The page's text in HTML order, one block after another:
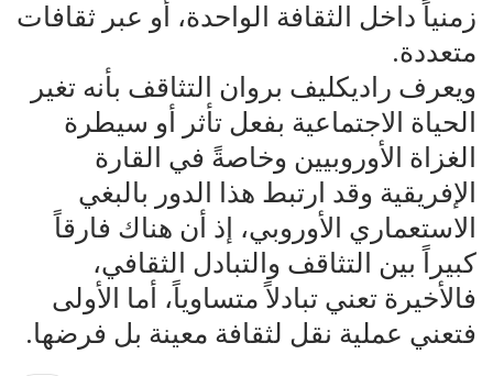
زمنياً داخل الثقافة الواحدة، أو عبر ثقافات
متعددة.
ويعرف راديكليف بروان التثاقف بأنه تغير
الحياة الاجتماعية بفعل تأثر أو سيطرة
الغزاة الأوروبيين وخاصةً في القارة
الإفريقية وقد ارتبط هذا الدور بالبغي
الاستعماري الأوروبي، إذ أن هناك فارقاً
كبيراً بين التثاقف والتبادل الثقافي،
فالأخيرة تعني تبادلاً متساوياً، أما الأولى
فتعني عملية نقل لثقافة معينة بل فرضها.